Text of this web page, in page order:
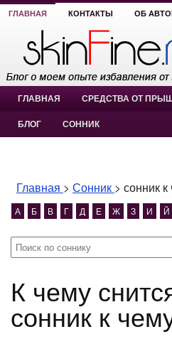
ГЛАВНАЯ КОНТАКТЫ ОБ
ГЛАВНАЯ СРЕДСТВА ОТ
БЛОГ СОННИК
Главная > Сонник > сонник
А Б В Г Д Е Ж З И Й
К чему снится сонник к чему снятся медведь дома?
сонник к